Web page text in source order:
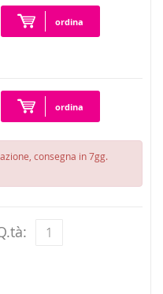
ordina
ordina
consegna in 7gg.